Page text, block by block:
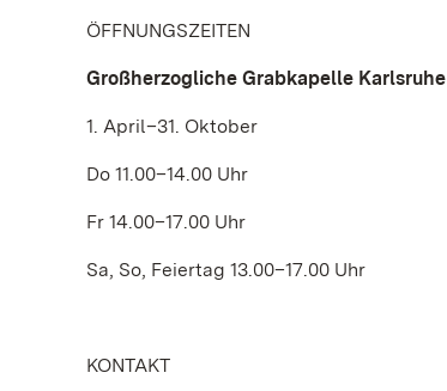
ÖFFNUNGSZEITEN
Großherzogliche Grabkapelle Karlsruhe
1. April–31. Oktober
Do 11.00–14.00 Uhr
Fr 14.00–17.00 Uhr
Sa, So, Feiertag 13.00–17.00 Uhr
KONTAKT